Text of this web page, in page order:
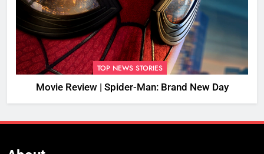
TOP NEWS STORIES
Movie Review | Spider-Man: Brand New Day